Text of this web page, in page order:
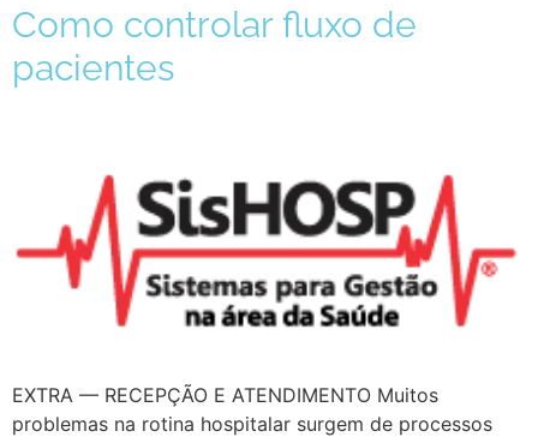
Como controlar fluxo de
pacientes
EXTRA — RECEPÇÃO E ATENDIMENTO Muitos
problemas na rotina hospitalar surgem de processos